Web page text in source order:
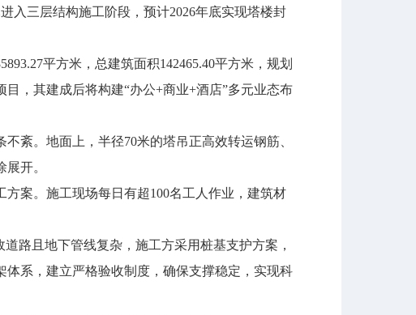
入三层结构施工阶段，预计2026年底实现塔楼封
平方米，总建筑面积142465.40平方米，规划
，其建成后将构建“办公+商业+酒店”多元业态布
。地面上，半径70米的塔吊正高效转运钢筋、
开。
案。施工现场每日有超100名工人作业，建筑材
路且地下管线复杂，施工方采用桩基支护方案，
系，建立严格验收制度，确保支撑稳定，实现科